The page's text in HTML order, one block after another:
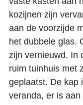
kozijnen zijn
aan de voorzijde
het dubbele glas.
zijn vernieuwd. In
ruim tuinhuis met
geplaatst. De kap
veranda, er is